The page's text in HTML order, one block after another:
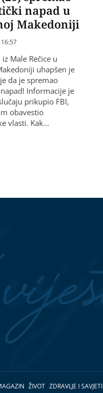
napad u
Makedoniji
Male Rečice u
uhapšen je
da je spremao
Informacije je
prikupio FBI,
obavestio
vlasti. Kak…
ŽIVOT ZDRAVLJE I SAVJETI